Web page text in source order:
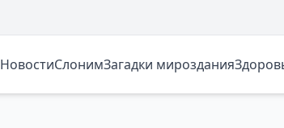
НовостиСлонимЗагадки мироздания